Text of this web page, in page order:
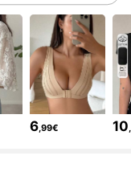
6,99€ 10